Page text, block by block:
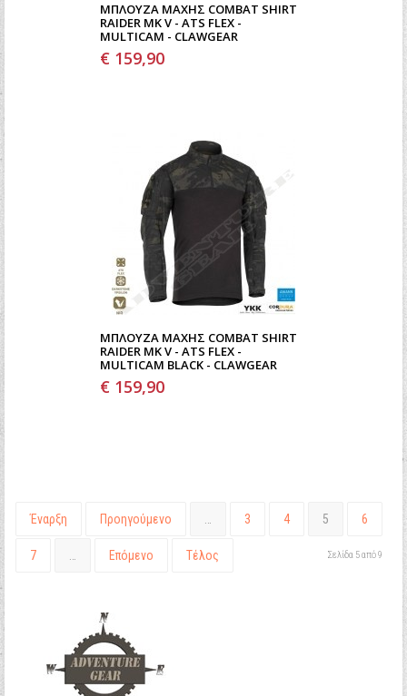
ΜΠΛΟΎΖΑ ΜΆΧΗΣ COMBAT SHIRT
RAIDER MK V - ATS FLEX -
MULTICAM - CLAWGEAR
€ 159,90
ΜΠΛΟΎΖΑ ΜΆΧΗΣ COMBAT SHIRT
RAIDER MK V - ATS FLEX -
MULTICAM BLACK - CLAWGEAR
€ 159,90
Έναρξη Προηγούμενο 3 4 5 6
7 Επόμενο Τέλος Σελίδα 5 από 9